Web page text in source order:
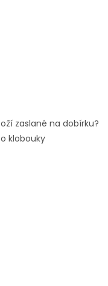
zaslané na dobírku?
klobouky